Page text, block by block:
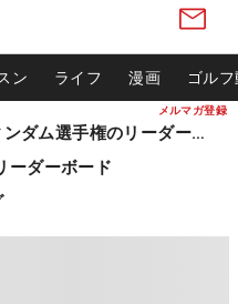
メルマガ登録
ン ライフ 漫画 ゴル
松山英樹ら出場 ウィンダム選手権のリーダーボード
ダーボード